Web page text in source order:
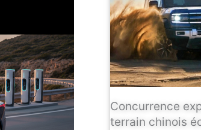
Concurrence
terrain chinois